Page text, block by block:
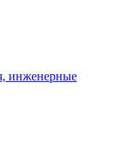
инженерные